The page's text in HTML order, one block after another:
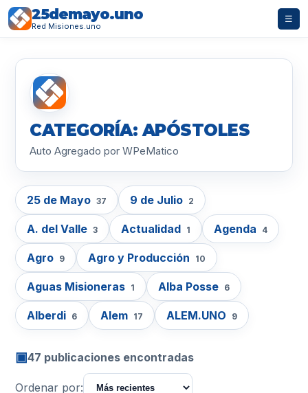
25demayo.uno
Red Misiones.uno
☰
CATEGORÍA: APÓSTOLES
Auto Agregado por WPeMatico
25 de Mayo 37 9 de Julio 2
A. del Valle 3 Actualidad 1 Agenda 4
Agro 9 Agro y Producción 10
Aguas Misioneras 1 Alba Posse 6
Alberdi 6 Alem 17 ALEM.UNO 9
▣47 publicaciones encontradas
Ordenar por: